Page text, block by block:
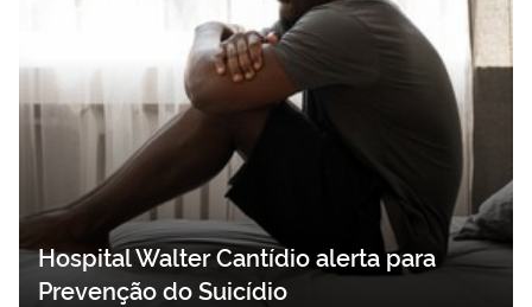
Hospital Walter Cantídio alerta para
Prevenção do Suicídio